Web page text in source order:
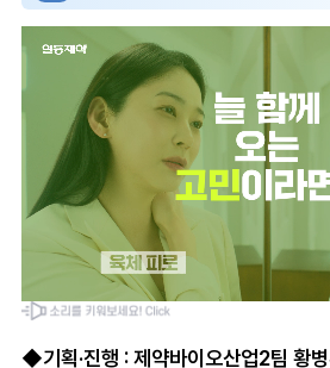
◆기획·진행 : 제약바이오산업2팀 황